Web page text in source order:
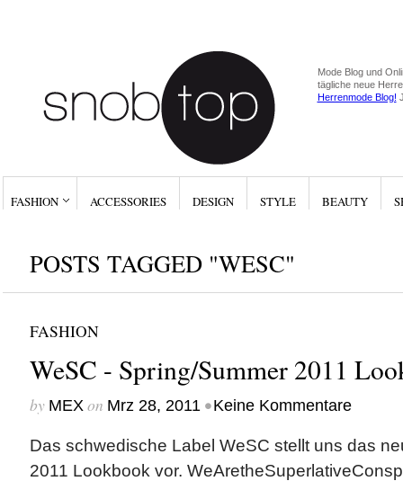
Mode Blog und
tägliche neue
Herrenmode Blog!
FASHION ACCESSORIES DESIGN STYLE BEAUTY
POSTS TAGGED "WESC"
FASHION
WeSC - Spring/Summer 2011
by MEXon Mrz 28, 2011 •Keine Kommentare
Das schwedische Label WeSC stellt uns das
2011 Lookbook vor.